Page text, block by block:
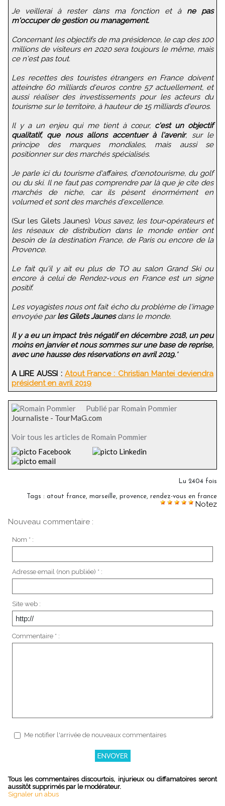
Je veillerai à rester dans ma fonction et à ne pas
m'occuper de gestion ou management.
Concernant les objectifs de ma présidence, le cap des 100
millions de visiteurs en 2020 sera toujours le même, mais
ce n'est pas tout.
Les recettes des touristes étrangers en France doivent
atteindre 60 milliards d'euros contre 57 actuellement, et
aussi réaliser des investissements pour les acteurs du
tourisme sur le territoire, à hauteur de 15 milliards d'euros.
Il y a un enjeu qui me tient à cœur, c'est un objectif
qualitatif, que nous allons accentuer à l'avenir, sur le
principe des marques mondiales, mais aussi se
positionner sur des marchés spécialisés.
Je parle ici du tourisme d'affaires, d'œnotourisme, du golf
ou du ski. Il ne faut pas comprendre par là que je cite des
marchés de niche, car ils pèsent énormément en
volumed et sont des marchés d'excellence.
(Sur les Gilets Jaunes) Vous savez, les tour-opérateurs et
les réseaux de distribution dans le monde entier ont
besoin de la destination France, de Paris ou encore de la
Provence.
Le fait qu'il y ait eu plus de TO au salon Grand Ski ou
encore à celui de Rendez-vous en France est un signe
positif.
Les voyagistes nous ont fait écho du problème de l'image
envoyée parles Gilets Jaunesdans le monde.
Il y a eu un impact très négatif en décembre 2018, un peu
moins en janvier et nous sommes sur une base de reprise,
avec une hausse des réservations en avril 2019."
A LIRE AUSSI : Atout France : Christian Mantei deviendra
président en avril 2019
Publié par Romain Pommier
Journaliste - TourMaG.com
Voir tous les articles de Romain Pommier
Lu 2404 fois
Tags : atout france, marseille, provence, rendez-vous en france
Notez
Nouveau commentaire :
Nom * :
Adresse email (non publiée) * :
Site web :
Commentaire * :
Me notifier l'arrivée de nouveaux commentaires
Tous les commentaires discourtois, injurieux ou diffamatoires seront
aussitôt supprimés par le modérateur.
Signaler un abus